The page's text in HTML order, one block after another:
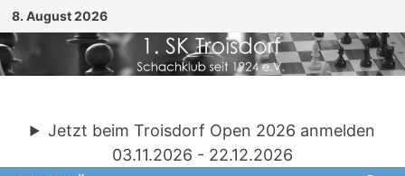
Zum
Inhalt
springen
8. August 2026
Jetzt beim Troisdorf Open 2026 anmelden
03.11.2026 - 22.12.2026